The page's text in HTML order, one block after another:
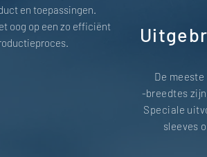
en toepassingen.
oog op een zo efficiënt
De
-breedtes
Speciale
sleeves